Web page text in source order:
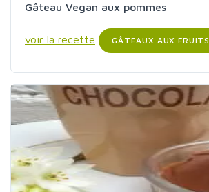
Gâteau Vegan aux pommes
voir la recette GÂTEAUX AUX FRUITS